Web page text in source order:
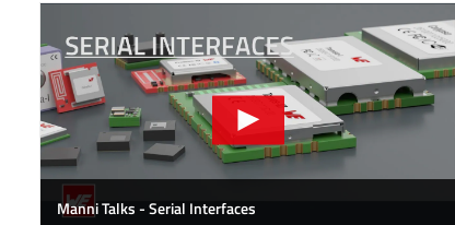
Manni Talks - Serial Interfaces